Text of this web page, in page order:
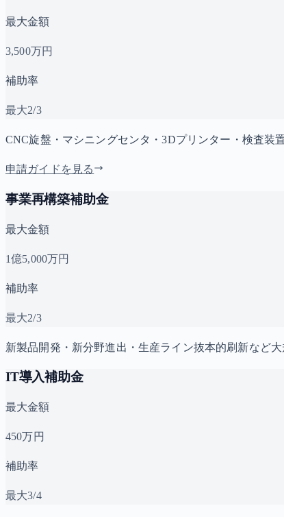
最大金額
3,500万円
補助率
最大2/3
CNC旋盤・マシニングセンタ・3Dプリンター・検査装
申請ガイドを見る
事業再構築補助金
最大金額
1億5,000万円
補助率
最大2/3
新製品開発・新分野進出・生産ライン抜本的刷新など
IT導入補助金
最大金額
450万円
補助率
最大3/4